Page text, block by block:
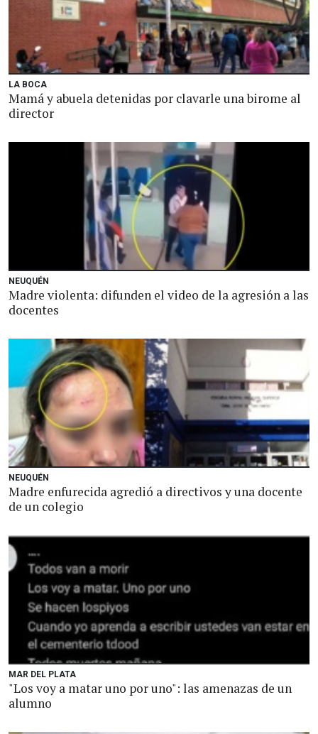
LA BOCA
Mamá y abuela detenidas por clavarle una birome al
director
NEUQUÉN
Madre violenta: difunden el video de la agresión a las
docentes
NEUQUÉN
Madre enfurecida agredió a directivos y una docente
de un colegio
MAR DEL PLATA
"Los voy a matar uno por uno": las amenazas de un
alumno